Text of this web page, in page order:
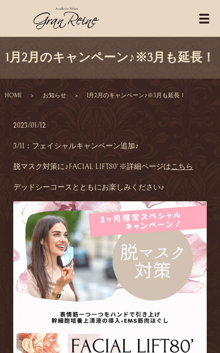
1月2月のキャンペーン♪※3月も延長！
HOME お知らせ 1月2月のキャンペーン♪※3月も延長！
2023/01/12
3/11：フェイシャルキャンペーン追加♪
脱マスク対策に♪FACIAL LIFT80`※詳細ページはこちら
デッドシーコースとともにお楽しみください♪